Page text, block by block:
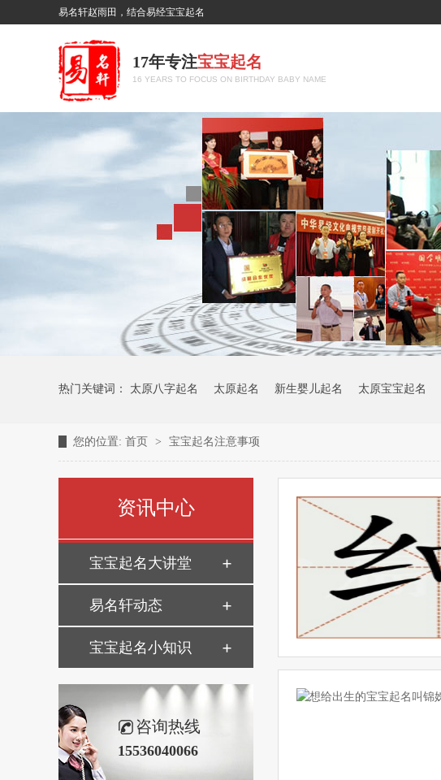
易名轩赵雨田，结合易经宝宝起名
17年专注宝宝起名
16 YEARS TO FOCUS ON BIRTHDAY BABY NAME
热门关键词： 太原八字起名 太原起名 新生婴儿起名 太原宝宝起名
您的位置: 首页 > 宝宝起名注意事项
资讯中心
宝宝起名大讲堂
易名轩动态
宝宝起名小知识
咨询热线
15536040066